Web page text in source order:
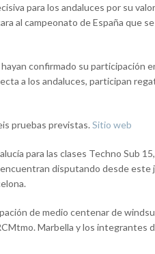
para los andaluces por su
al campeonato de España que
confirmado su participación
a los andaluces, participan
pruebas previstas. Sitio web
para las clases Techno Sub
disputando desde este
de medio centenar de
Marbella y los integrantes